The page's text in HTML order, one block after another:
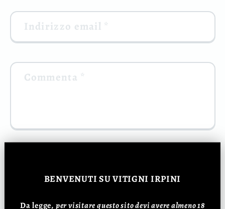
Indirizzo email *
Commenta *
BENVENUTI SU VITIGNI IRPINI
Da legge, per visitare questo sito devi avere almeno 18